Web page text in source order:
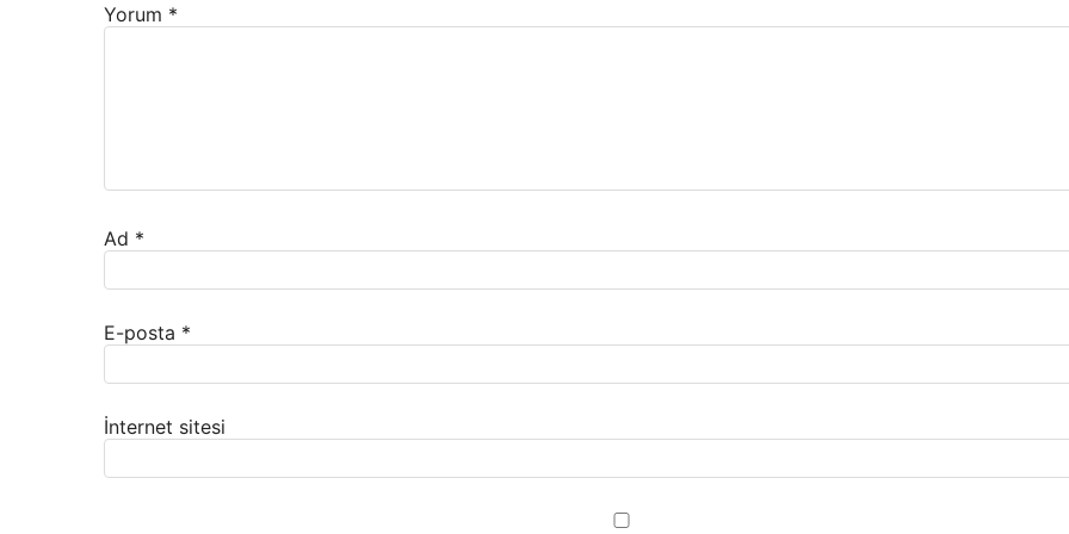
Yorum *
Ad *
E-posta *
İnternet sitesi